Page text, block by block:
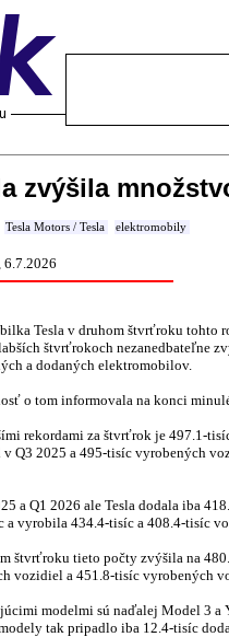
zvýšila
Tesla Motors / Tesla elektromobily
6.7.2026
Tesla v druhom štvrťroku tohto
štvrťrokoch nezanedbateľne
a dodaných elektromobilov.
o tom informovala na konci
rekordami za štvrťrok je 497.1-
Q3 2025 a 495-tisíc vyrobených
a Q1 2026 ale Tesla dodala iba
a vyrobila 434.4-tisíc a 408.4-tisíc
štvrťroku tieto počty zvýšila na
vozidiel a 451.8-tisíc vyrobených
modelmi sú naďalej Model 3 a
tak pripadlo iba 12.4-tisíc